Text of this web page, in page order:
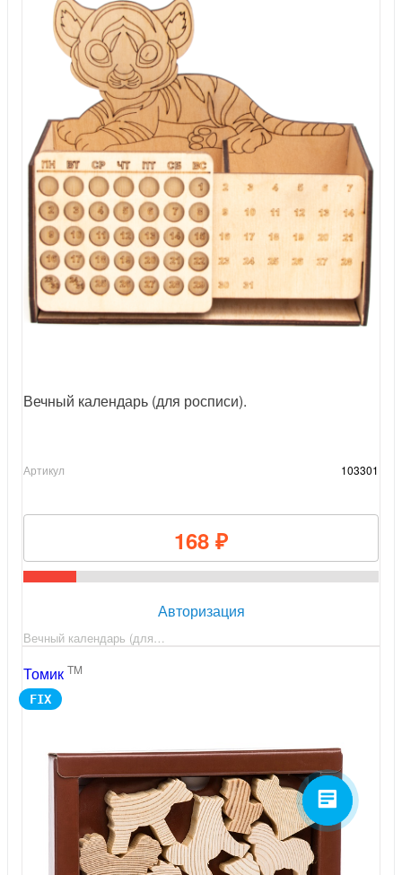
Вечный календарь (для росписи).
Артикул 103301
168 ₽
Авторизация
Вечный календарь (для…
Томик TM
FIX